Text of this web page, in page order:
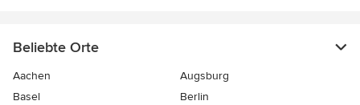
Beliebte Orte
Aachen
Augsburg
Basel
Berlin